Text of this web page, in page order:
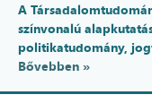
A
színvonalú
politikatudomány,
Bővebben »